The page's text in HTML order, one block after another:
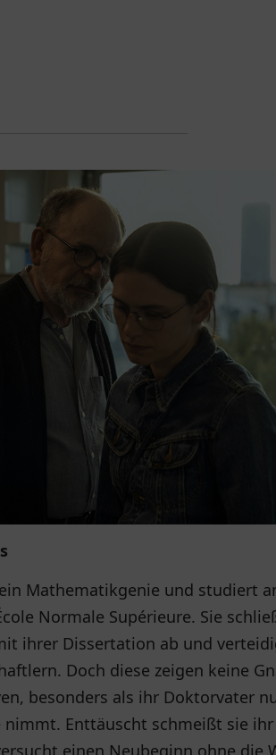
Mathematikgenie und studiert
Normale Supérieure. Sie
ihrer Dissertation ab und
Doch diese zeigen keine
besonders als ihr Doktorvater
Enttäuscht schmeißt sie ihr
einen Neubeginn ohne die